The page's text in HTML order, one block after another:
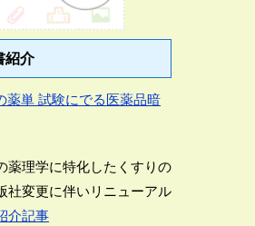
紹介
薬単 試験にでる医薬品暗
薬理学に特化したくすりの
社変更に伴いリニューアル
介記事